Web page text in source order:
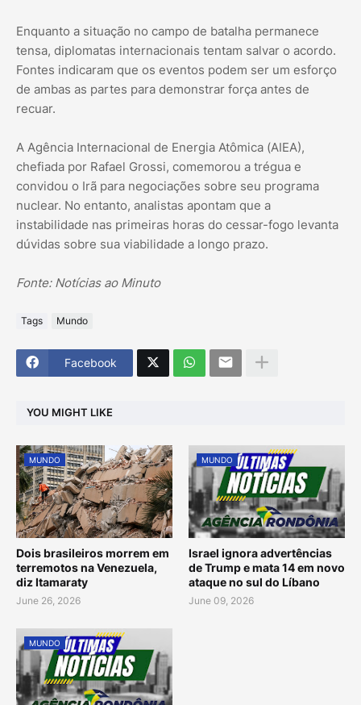
Enquanto a situação no campo de batalha permanece
tensa, diplomatas internacionais tentam salvar o acordo.
Fontes indicaram que os eventos podem ser um esforço
de ambas as partes para demonstrar força antes de
recuar.
A Agência Internacional de Energia Atômica (AIEA),
chefiada por Rafael Grossi, comemorou a trégua e
convidou o Irã para negociações sobre seu programa
nuclear. No entanto, analistas apontam que a
instabilidade nas primeiras horas do cessar-fogo levanta
dúvidas sobre sua viabilidade a longo prazo.
Fonte: Notícias ao Minuto
Tags Mundo
Facebook
YOU MIGHT LIKE
MUNDO
Dois brasileiros morrem em
terremotos na Venezuela,
diz Itamaraty
June 26, 2026
MUNDO
Israel ignora advertências
de Trump e mata 14 em novo
ataque no sul do Líbano
June 09, 2026
MUNDO